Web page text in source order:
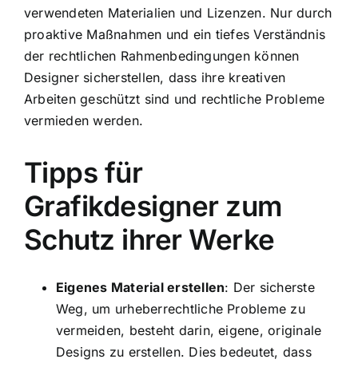
verwendeten Materialien und Lizenzen. Nur durch
proaktive Maßnahmen und ein tiefes Verständnis
der rechtlichen Rahmenbedingungen können
Designer sicherstellen, dass ihre kreativen
Arbeiten geschützt sind und rechtliche Probleme
vermieden werden.
Tipps für
Grafikdesigner zum
Schutz ihrer Werke
Eigenes Material erstellen: Der sicherste
Weg, um urheberrechtliche Probleme zu
vermeiden, besteht darin, eigene, originale
Designs zu erstellen. Dies bedeutet, dass